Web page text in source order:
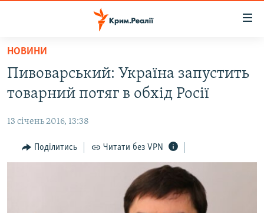
Перейти
основного
матеріалу
Перейти
до
навігації
Перейти
ВОДА.КРИМ
ВІДЕО ТА ФОТО
ПОЛІТИКА
БЛОГИ
НОВИНИ
Пивоварський: Україна запустить
товарний потяг в обхід Росії
13 січень 2016, 13:38
Поділитись Читати без VPN